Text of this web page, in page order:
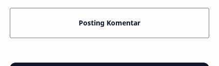
Posting Komentar